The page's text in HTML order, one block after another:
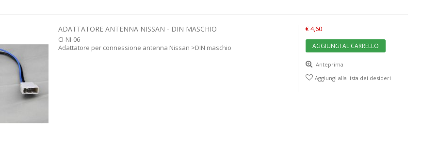
ADATTATORE ANTENNA NISSAN - DIN MASCHIO
CI-NI-06
Adattatore per connessione antenna Nissan >DIN maschio
€ 4,60
AGGIUNGI AL CARRELLO
Anteprima
Aggiungi alla lista dei desideri